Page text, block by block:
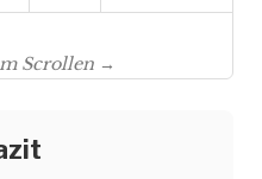
Scrollen →